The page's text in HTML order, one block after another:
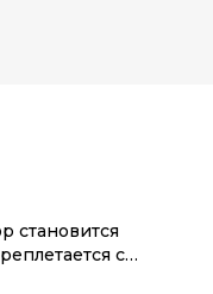
становится
с